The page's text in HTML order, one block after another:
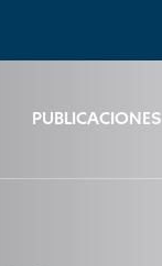
PUBLICACIONES